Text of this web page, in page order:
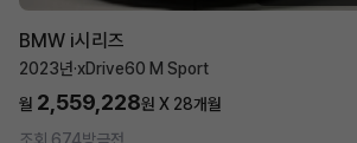
BMW i시리즈
2023년·xDrive60 M Sport
월 2,559,228원 X 28개월